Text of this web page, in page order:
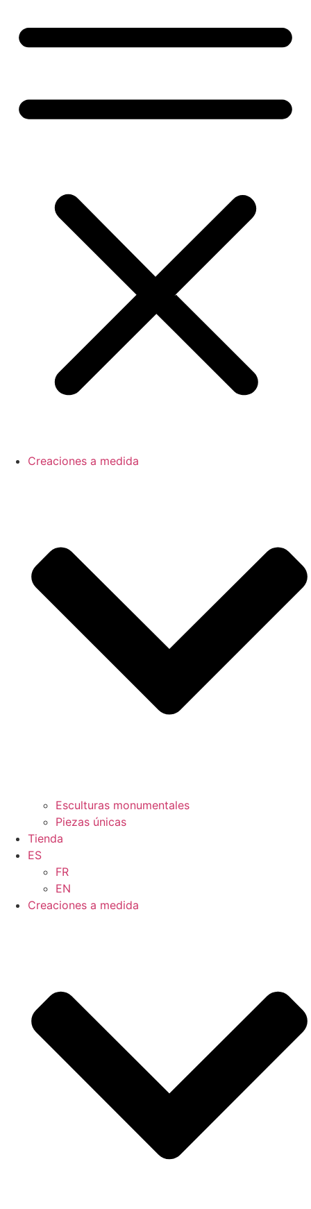
Creaciones a medida
Esculturas monumentales
Piezas únicas
Tienda
ES
FR
EN
Creaciones a medida